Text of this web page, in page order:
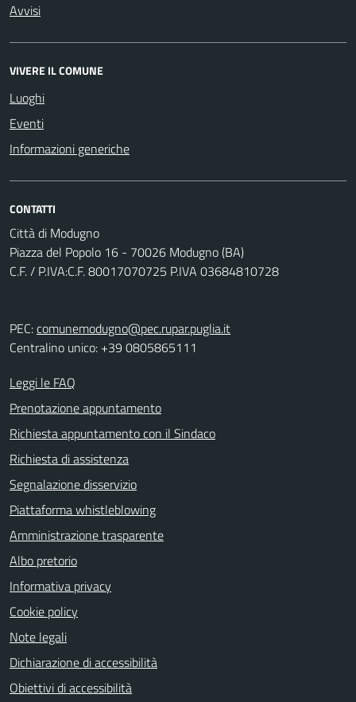
Avvisi
VIVERE IL COMUNE
Luoghi
Eventi
Informazioni generiche
CONTATTI
Città di Modugno
Piazza del Popolo 16 - 70026 Modugno (BA)
C.F. / P.IVA:C.F. 80017070725 P.IVA 03684810728
PEC:comunemodugno@pec.rupar.puglia.it
Centralino unico: +39 0805865111
Leggi le FAQ
Prenotazione appuntamento
Richiesta appuntamento con il Sindaco
Richiesta di assistenza
Segnalazione disservizio
Piattaforma whistleblowing
Amministrazione trasparente
Albo pretorio
Informativa privacy
Cookie policy
Note legali
Dichiarazione di accessibilità
Obiettivi di accessibilità